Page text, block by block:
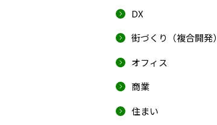
DX
街づくり（複合開発）
オフィス
商業
住まい